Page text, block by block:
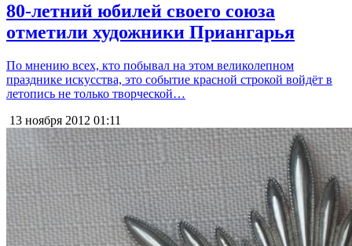
80-летний юбилей своего союза
отметили художники Приангарья
По мнению всех, кто побывал на этом великолепном
празднике искусства, это событие красной строкой войдёт в
летопись не только творческой…
13 ноября 2012 01:11